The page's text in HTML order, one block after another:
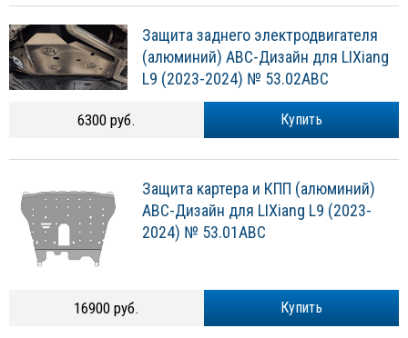
Защита заднего электродвигателя
(алюминий) АВС-Дизайн для LIXiang
L9 (2023-2024) № 53.02ABC
Купить
6300 руб.
Защита картера и КПП (алюминий)
АВС-Дизайн для LIXiang L9 (2023-
2024) № 53.01ABC
Купить
16900 руб.